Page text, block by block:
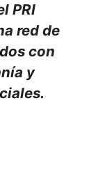
PRI
red de
con
y